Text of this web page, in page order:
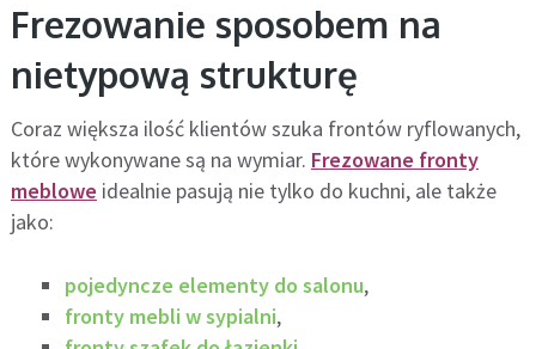
Frezowanie sposobem na
nietypową strukturę
Coraz większa ilość klientów szuka frontów ryflowanych,
które wykonywane są na wymiar. Frezowane fronty
meblowe idealnie pasują nie tylko do kuchni, ale także
jako:
pojedyncze elementy do salonu,
fronty mebli w sypialni,